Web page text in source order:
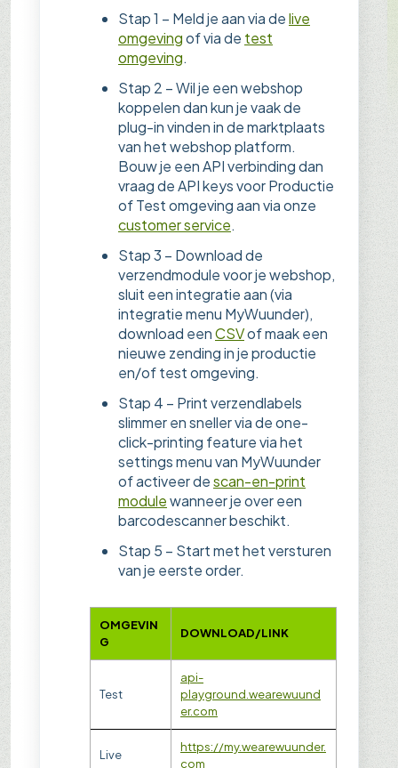
Stap 1 – Meld je aan via delive
omgevingof via de test
omgeving.
Stap 2 – Wil je een webshop
koppelen dan kun je vaak de
plug-in vinden in de marktplaats
van het webshop platform.
Bouw je een API verbinding dan
vraag de API keys voor Productie
of Test omgeving aan via onze
customer service.
Stap 3 – Download de
verzendmodule voor je webshop,
sluit een integratie aan (via
integratie menu MyWuunder),
download eenCSVof maak een
nieuwe zending in je productie
en/of test omgeving.
Stap 4 – Print verzendlabels
slimmer en sneller via de one-
click-printing feature via het
settings menu van MyWuunder
of activeer descan-en-print
modulewanneer je over een
barcodescanner beschikt.
Stap 5 – Start met het versturen
van je eerste order.
OMGEVIN
G
DOWNLOAD/LINK
Test
api-
playground.wearewuund
er.com
Live
https://my.wearewuunder.
com